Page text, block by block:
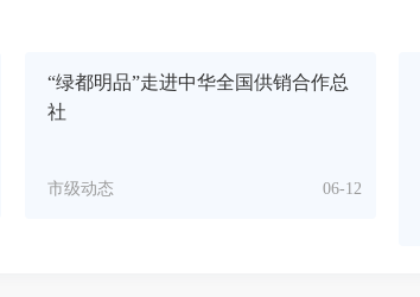
“绿都明品”走进中华全国供销合作总
社
06-12
市级动态